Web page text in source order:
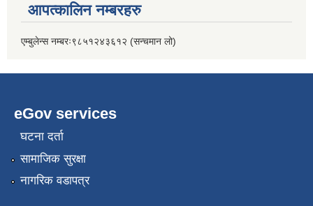
आपत्कालिन नम्बरहरु
एम्बुलेन्स नम्बरः९८५१२४३६१२ (सन्चमान लो)
eGov services
घटना दर्ता
सामाजिक सुरक्षा
नागरिक वडापत्र